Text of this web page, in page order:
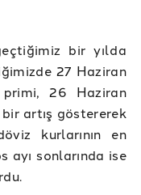
bir yılda
27 Haziran
26 Haziran
artış göstererek
kurlarının en
ayı sonlarında ise